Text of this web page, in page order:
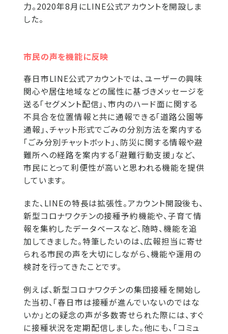
力。2020年8月にLINE公式アカウントを開設しま
した。
市民の声を機能に反映
春日市LINE公式アカウントでは、ユーザーの興味
関心や居住地域などの属性に基づきメッセージを
送る「セグメント配信」、市内のハード面に関する
不具合を位置情報と共に通報できる「道路公園等
通報」、チャット形式でごみの分別方法を案内する
「ごみ分別チャットボット」、防災に関する情報や避
難所への経路を案内する「避難行動支援」など、
市民にとって利便性が高いと思われる機能を提供
しています。
また、LINEの特長は拡張性。アカウント開設後も、
新型コロナワクチンの接種予約機能や、子育て情
報を集約したデータベースなど、随時、機能を追
加してきました。特筆したいのは、広報担当に寄せ
られる市民の声を大切にしながら、機能や運用の
検討を行ってきたことです。
例えば、新型コロナワクチンの集団接種を開始し
た当初、「春日市は接種が進んでいないのではな
いか」との疑念の声が多数寄せられた際には、すぐ
に接種状況を定期配信しました。他にも、「コミュ